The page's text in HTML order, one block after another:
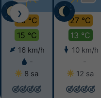
26 °C
15 °C
16 km/h
-
8 sa
27 °C
13 °C
10 km/h
-
12 sa
❯